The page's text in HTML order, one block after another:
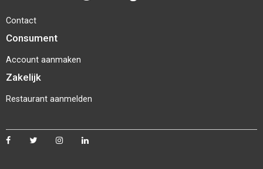
Contact
Consument
Account aanmaken
Zakelijk
Restaurant aanmelden